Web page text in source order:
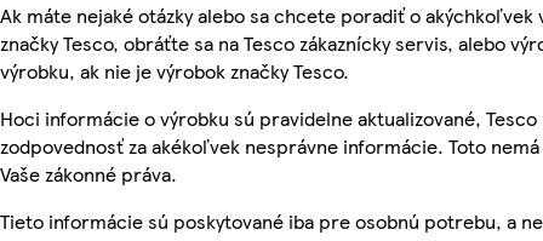
Ak máte nejaké otázky alebo sa chcete poradiť o akýchkoľvek
značky Tesco, obráťte sa na Tesco zákaznícky servis, alebo
výrobku, ak nie je výrobok značky Tesco.
Hoci informácie o výrobku sú pravidelne aktualizované, Tesco
zodpovednosť za akékoľvek nesprávne informácie. Toto
Vaše zákonné práva.
Tieto informácie sú poskytované iba pre osobnú potrebu, a